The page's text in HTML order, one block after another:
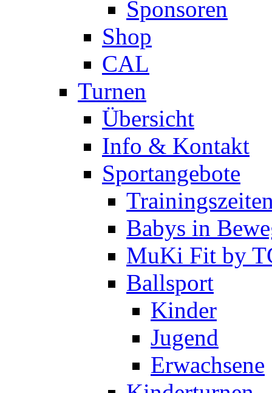
Sponsoren
Shop
CAL
Turnen
Übersicht
Info & Kontakt
Sportangebote
Babys in
MuKi Fit by
Ballsport
Kinder
Jugend
Erwachsene